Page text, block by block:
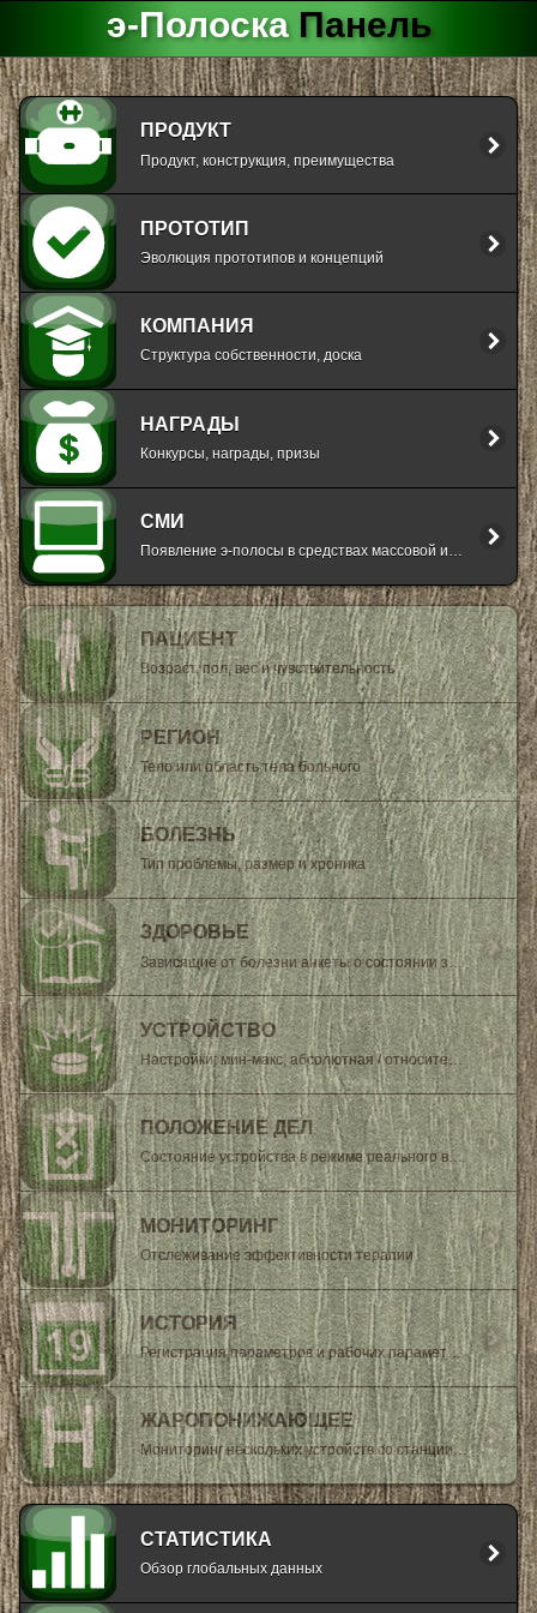
э-Полоска Панель
ПРОДУКТ
Продукт, конструкция, преимущества
ПРОТОТИП
Эволюция прототипов и концепций
КОМПАНИЯ
Структура собственности, доска
НАГРАДЫ
Конкурсы, награды, призы
СМИ
Появление э-полосы в средствах массовой информации
ПАЦИЕНТ
Возраст, пол, вес и чувствительность
РЕГИОН
Тело или область тела больного
БОЛЕЗНЬ
Тип проблемы, размер и хроника
ЗДОРОВЬЕ
Зависящие от болезни анкеты о состоянии здоровья
УСТРОЙСТВО
Настройки: мин-макс, абсолютная / относительная температура
ПОЛОЖЕНИЕ ДЕЛ
Состояние устройства в режиме реального времени
МОНИТОРИНГ
Отслеживание эффективности терапии
ИСТОРИЯ
Регистрация параметров и рабочих параметров
ЖАРОПОНИЖАЮЩЕЕ
Мониторинг нескольких устройств со станции медсестры
СТАТИСТИКА
Обзор глобальных данных